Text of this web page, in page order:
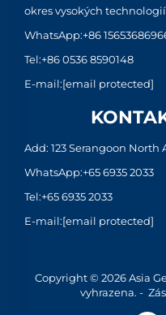
okres vysokých
WhatsApp:+86
Tel:+86 0536 8590148
E-mail:[email protected]
Add: 123 Serangoon North
WhatsApp:+65 6935 2033
Tel:+65 6935 2033
E-mail:[email protected]
Copyright © 2026 Asia
vyhrazena. -